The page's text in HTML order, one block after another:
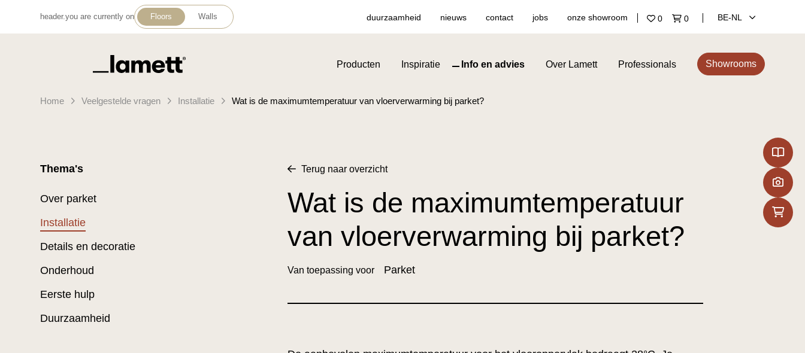
header.you are currently on Floors Walls duurzaamheid nieuws contact jobs onze showroom 0 0 BE‑NL
Terug naar home Producten Inspiratie Info en advies Over Lamett Professionals Showrooms
Home Veelgestelde vragen Installatie Wat is de maximumtemperatuur van vloerverwarming bij parket?
Thema's
Over parket
Installatie
Details en decoratie
Onderhoud
Eerste hulp
Duurzaamheid
Terug naar overzicht
Wat is de maximumtemperatuur
van vloerverwarming bij parket?
Van toepassing voor Parket